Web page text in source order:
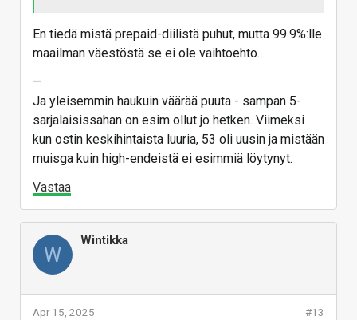
En tiedä mistä prepaid-diilistä puhut, mutta 99.9%:lle
maailman väestöstä se ei ole vaihtoehto.
—
Ja yleisemmin haukuin väärää puuta - sampan 5-
sarjalaisissahan on esim ollut jo hetken. Viimeksi
kun ostin keskihintaista luuria, 53 oli uusin ja mistään
muisga kuin high-endeistä ei esimmiä löytynyt.
Vastaa
W
Wintikka
#13
Apr 15, 2025